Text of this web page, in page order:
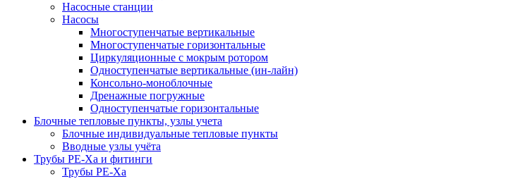
Насосные станции
Насосы
Многоступенчатые вертикальные
Многоступенчатые горизонтальные
Циркуляционные с мокрым ротором
Одноступенчатые вертикальные (ин-лайн)
Консольно-моноблочные
Дренажные погружные
Одноступенчатые горизонтальные
Блочные тепловые пункты, узлы учета
Блочные индивидуальные тепловые пункты
Вводные узлы учёта
Трубы РЕ-Ха и фитинги
Трубы РЕ-Ха